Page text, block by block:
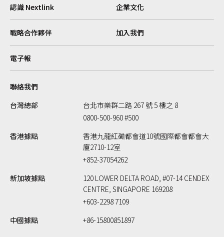
認識 Nextlink 企業文化
戰略合作夥伴 加入我們
電子報
聯絡我們
台灣總部
台北市樂群二路 267 號 5 樓之 8
0800-500-960 #500
香港據點
香港九龍紅磡都會道10號國際都會都會大
廈2710-12室
+852-37054262
新加坡據點
120 LOWER DELTA ROAD, #07-14 CENDEX
CENTRE, SINGAPORE 169208
+603-2298 7109
中國據點
+86-15800851897